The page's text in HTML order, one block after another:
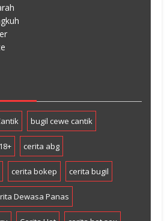
bugil cewe cantik
cerita abg
cerita bokep cerita bugil
Dewasa Panas